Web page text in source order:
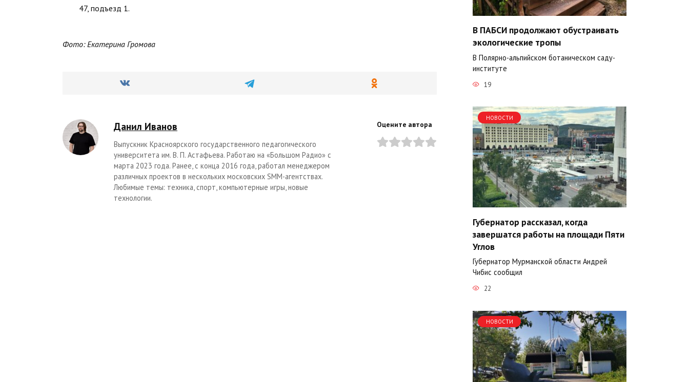
47, подъезд 1.
Фото: Екатерина Громова
Данил Иванов
Выпускник Красноярского государственного педагогического
университета им. В. П. Астафьева. Работаю на «Большом Радио» с
марта 2023 года. Ранее, с конца 2016 года, работал менеджером
различных проектов в нескольких московских SMM-агентствах.
Любимые темы: техника, спорт, компьютерные игры, новые
технологии.
Оцените автора
В ПАБСИ продолжают обустраивать
экологические тропы
В Полярно-альпийском ботаническом саду-
институте
19
НОВОСТИ
Губернатор рассказал, когда
завершатся работы на площади Пяти
Углов
Губернатор Мурманской области Андрей
Чибис сообщил
22
НОВОСТИ